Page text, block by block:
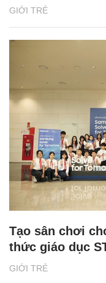
GIỚI TRẺ
GIỚI TRẺ
Tạo sân chơi
thức giáo dục